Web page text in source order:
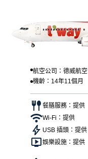
航空公司：德威航空
機齡：14年11個月
餐膳服務：提供
Wi-Fi：提供
USB 插頭：提供
娛樂設施：提供